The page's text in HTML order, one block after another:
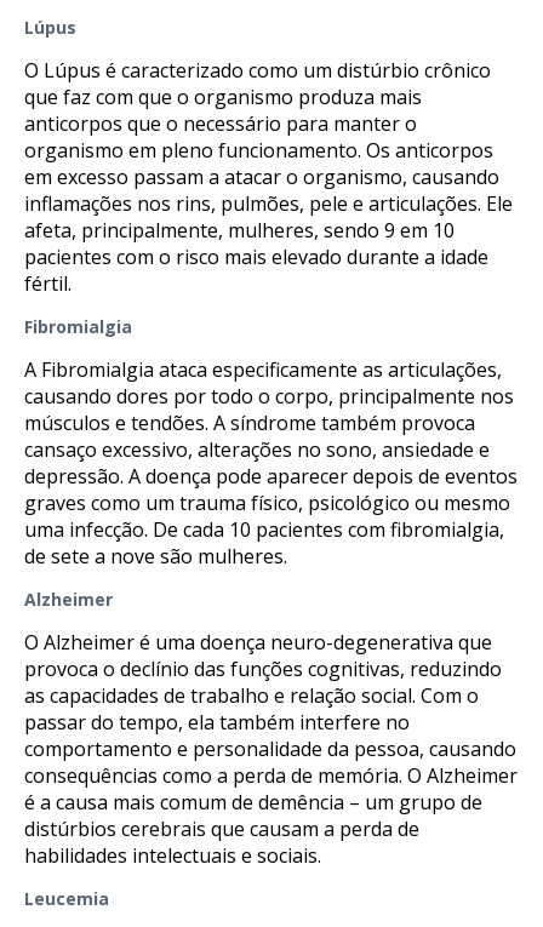
Lúpus
O Lúpus é caracterizado como um distúrbio crônico
que faz com que o organismo produza mais
anticorpos que o necessário para manter o
organismo em pleno funcionamento. Os anticorpos
em excesso passam a atacar o organismo, causando
inflamações nos rins, pulmões, pele e articulações. Ele
afeta, principalmente, mulheres, sendo 9 em 10
pacientes com o risco mais elevado durante a idade
fértil.
Fibromialgia
A Fibromialgia ataca especificamente as articulações,
causando dores por todo o corpo, principalmente nos
músculos e tendões. A síndrome também provoca
cansaço excessivo, alterações no sono, ansiedade e
depressão. A doença pode aparecer depois de eventos
graves como um trauma físico, psicológico ou mesmo
uma infecção. De cada 10 pacientes com fibromialgia,
de sete a nove são mulheres.
Alzheimer
O Alzheimer é uma doença neuro-degenerativa que
provoca o declínio das funções cognitivas, reduzindo
as capacidades de trabalho e relação social. Com o
passar do tempo, ela também interfere no
comportamento e personalidade da pessoa, causando
consequências como a perda de memória. O Alzheimer
é a causa mais comum de demência – um grupo de
distúrbios cerebrais que causam a perda de
habilidades intelectuais e sociais.
Leucemia